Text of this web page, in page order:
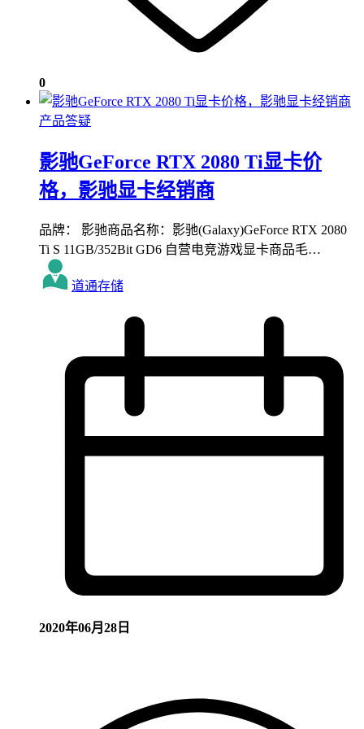
0
产品答疑
影驰GeForce RTX 2080 Ti显卡价
格，影驰显卡经销商
品牌： 影驰商品名称：影驰(Galaxy)GeForce RTX 2080
Ti S 11GB/352Bit GD6 自营电竞游戏显卡商品毛…
道通存储
2020年06月28日